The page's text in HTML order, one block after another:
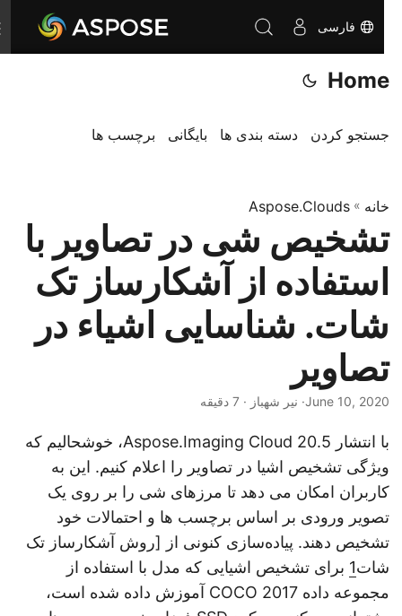
فارسی
Home
جستجو کردن دسته بندی ها بایگانی برچسب ها
خانه»
Aspose.Clouds
تشخیص شی در تصاویر با
استفاده از آشکارساز تک
شات. شناسایی اشیاء در
تصاویر
June 10, 2020· نیر شهباز · 7 دقیقه
با انتشار Aspose.Imaging Cloud 20.5، خوشحالیم که
ویژگی تشخیص اشیا در تصاویر را اعلام کنیم. این به
کاربران امکان می دهد تا مرزهای شی را بر روی یک
تصویر ورودی بر اساس برچسب ها و احتمالات خود
تشخیص دهند. پیاده‌سازی کنونی از [روش آشکارساز تک
شات1برای تشخیص اشیایی که مدل با استفاده از
مجموعه داده COCO 2017 آموزش داده شده است،